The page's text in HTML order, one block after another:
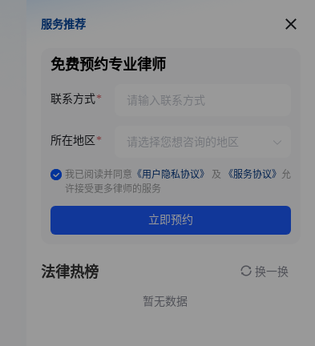
服务推荐
服务推荐
免费预约专业律师
联系方式
所在地区
我已阅读并同意 《用户隐私协议》 及 《服务协议》 允
许接受更多律师的服务
立即预约
法律热榜 换一换
暂无数据